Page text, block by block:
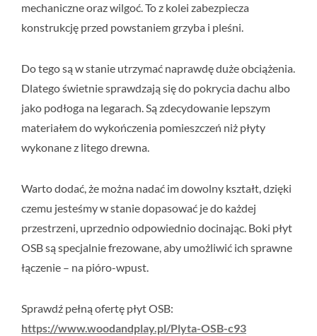
mechaniczne oraz wilgoć. To z kolei zabezpiecza
konstrukcję przed powstaniem grzyba i pleśni.
Do tego są w stanie utrzymać naprawdę duże obciążenia.
Dlatego świetnie sprawdzają się do pokrycia dachu albo
jako podłoga na legarach. Są zdecydowanie lepszym
materiałem do wykończenia pomieszczeń niż płyty
wykonane z litego drewna.
Warto dodać, że można nadać im dowolny kształt, dzięki
czemu jesteśmy w stanie dopasować je do każdej
przestrzeni, uprzednio odpowiednio docinając. Boki płyt
OSB są specjalnie frezowane, aby umożliwić ich sprawne
łączenie – na pióro-wpust.
Sprawdź pełną ofertę płyt OSB:
https://www.woodandplay.pl/Plyta-OSB-c93